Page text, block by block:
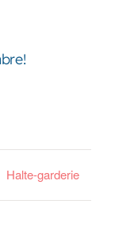
Halte-garderie